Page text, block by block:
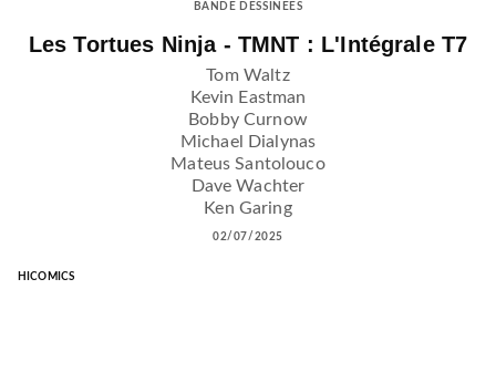
BANDE DESSINÉES
Les Tortues Ninja - TMNT : L'Intégrale T7
Tom Waltz
Kevin Eastman
Bobby Curnow
Michael Dialynas
Mateus Santolouco
Dave Wachter
Ken Garing
02/07/2025
HICOMICS